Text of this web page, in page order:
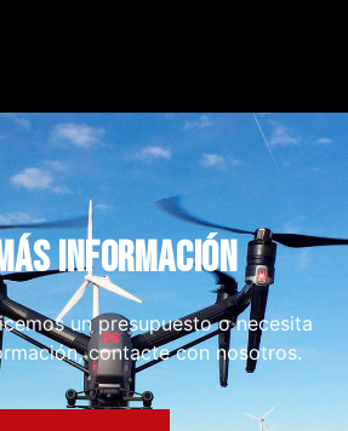
INFORMACIÓN
un presupuesto o necesita
contacte con nosotros.